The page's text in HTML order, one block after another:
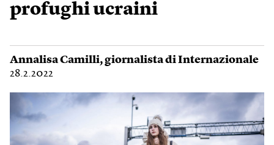
profughi ucraini
Annalisa Camilli, giornalista di Internazionale
28.2.2022